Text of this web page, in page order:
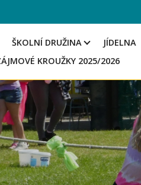
ŠKOLNÍ DRUŽINA JÍDELNA
KROUŽKY 2025/2026